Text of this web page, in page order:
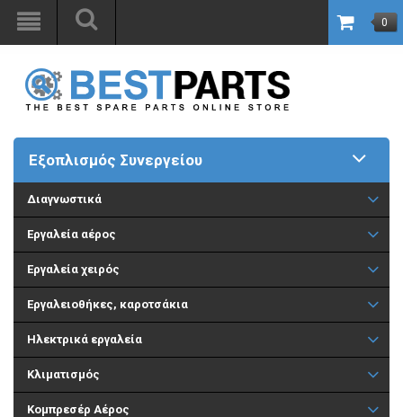
0
Εξοπλισμός Συνεργείου
Διαγνωστικά
Εργαλεία αέρος
Εργαλεία χειρός
Εργαλειοθήκες, καροτσάκια
Ηλεκτρικά εργαλεία
Κλιματισμός
Κομπρεσέρ Αέρος